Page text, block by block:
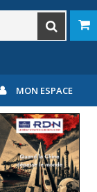
MON ESPACE